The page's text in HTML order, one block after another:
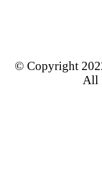
© Copyright
All